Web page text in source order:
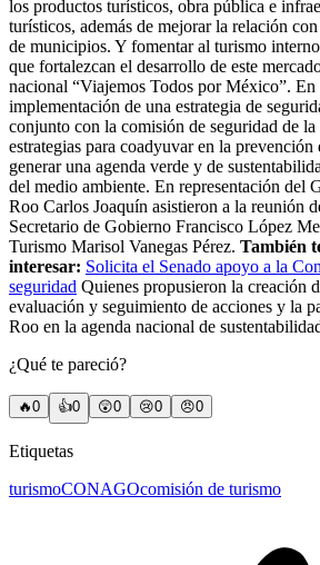
los productos turísticos, obra pública e
turísticos, además de mejorar la relación
de municipios. Y fomentar al turismo
que fortalezcan el desarrollo de este
nacional “Viajemos Todos por México”. En
implementación de una estrategia de
conjunto con la comisión de seguridad de
estrategias para coadyuvar en la
generar una agenda verde y de
del medio ambiente. En representación del
Roo Carlos Joaquín asistieron a la reunión
Secretario de Gobierno Francisco López
Turismo Marisol Vanegas Pérez. También
interesar: Solicita el Senado apoyo a la
seguridad Quienes propusieron la creación
evaluación y seguimiento de acciones y la
Roo en la agenda nacional de
¿Qué te pareció?
🔥0 👍0 😲0 😢0 😠0
Etiquetas
turismoCONAGOcomisión de turismo